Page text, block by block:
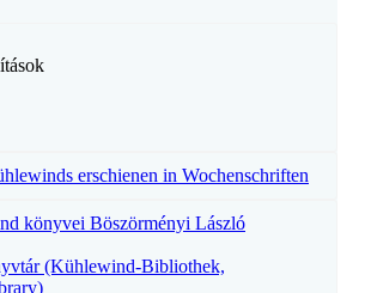
erschienen in Wochenschriften
könyvei Böszörményi László
(Kühlewind-Bibliothek,